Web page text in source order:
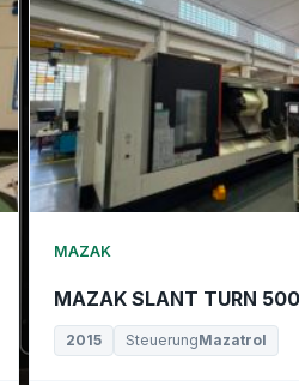
MAZAK
MAZAK SLANT TURN
2015 SteuerungMazatrol